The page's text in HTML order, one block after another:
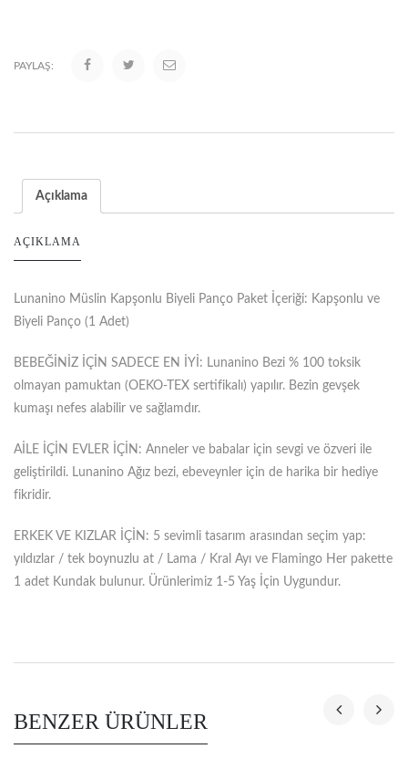
PAYLAŞ:
Açıklama
AÇIKLAMA
Lunanino Müslin Kapşonlu Biyeli Panço Paket İçeriği: Kapşonlu ve
Biyeli Panço (1 Adet)
BEBEĞİNİZ İÇİN SADECE EN İYİ: Lunanino Bezi % 100 toksik
olmayan pamuktan (OEKO-TEX sertifikalı) yapılır. Bezin gevşek
kumaşı nefes alabilir ve sağlamdır.
AİLE İÇİN EVLER İÇİN: Anneler ve babalar için sevgi ve özveri ile
geliştirildi. Lunanino Ağız bezi, ebeveynler için de harika bir hediye
fikridir.
ERKEK VE KIZLAR İÇİN: 5 sevimli tasarım arasından seçim yap:
yıldızlar / tek boynuzlu at / Lama / Kral Ayı ve Flamingo Her pakette
1 adet Kundak bulunur. Ürünlerimiz 1-5 Yaş İçin Uygundur.
BENZER ÜRÜNLER